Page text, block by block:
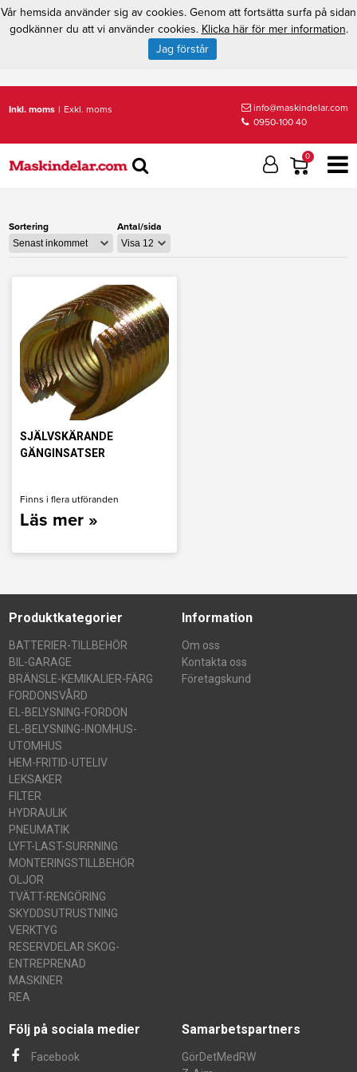
Inkl. moms | Exkl. moms
info@maskindelar.com
0950-100 40
0
Sortering Antal/sida
SJÄLVSKÄRANDE
GÄNGINSATSER
Finns i flera utföranden
Läs mer »
Produktkategorier
BATTERIER-TILLBEHÖR
BIL-GARAGE
BRÄNSLE-KEMIKALIER-FÄRG
FORDONSVÅRD
EL-BELYSNING-FORDON
EL-BELYSNING-INOMHUS-
UTOMHUS
HEM-FRITID-UTELIV
LEKSAKER
FILTER
HYDRAULIK
PNEUMATIK
LYFT-LAST-SURRNING
MONTERINGSTILLBEHÖR
OLJOR
TVÄTT-RENGÖRING
SKYDDSUTRUSTNING
VERKTYG
RESERVDELAR SKOG-
ENTREPRENAD
MASKINER
REA
Information
Om oss
Kontakta oss
Företagskund
Följ på sociala medier
Facebook
Samarbetspartners
GörDetMedRW
Vår hemsida använder sig av cookies. Genom att fortsätta surfa på sidan
godkänner du att vi använder cookies. Klicka här för mer information.
Jag förstår